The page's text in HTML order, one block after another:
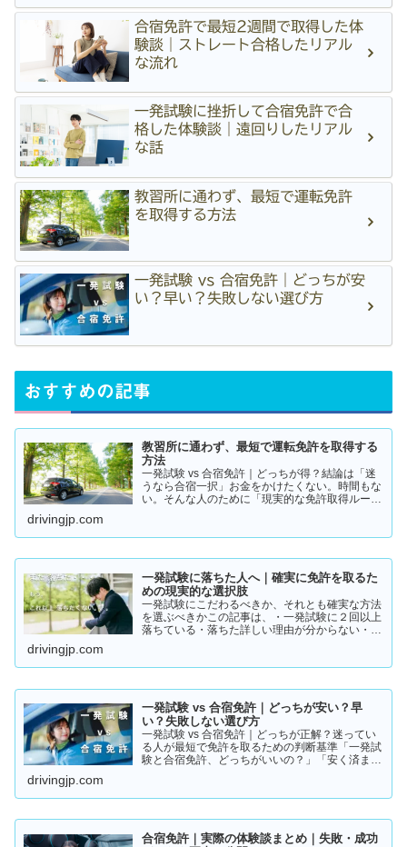
合宿免許で最短2週間で取得した体
験談｜ストレート合格したリアル
な流れ
一発試験に挫折して合宿免許で合
格した体験談｜遠回りしたリアル
な話
教習所に通わず、最短で運転免許
を取得する方法
一発試験 vs 合宿免許｜どっちが安
い？早い？失敗しない選び方
おすすめの記事
教習所に通わず、最短で運転免許を取得する
方法
一発試験 vs 合宿免許｜どっちが得？結論は「迷
うなら合宿一択」お金をかけたくない。時間もな
い。そんな人のために「現実的な免許取得ルー
2つです。・一発試験…
drivingjp.com
一発試験に落ちた人へ｜確実に免許を取るた
めの現実的な選択肢
一発試験にこだわるべきか、それとも確実な方法
を選ぶべきかこの記事は、・一発試験に２回以上
落ちている・落ちた詳しい理由が分からない・こ
らに何回も落ちる・数…
drivingjp.com
一発試験 vs 合宿免許｜どっちが安い？早
い？失敗しない選び方
一発試験 vs 合宿免許｜どっちが正解？迷ってい
る人が最短で免許を取るための判断基準「一発試
験と合宿免許、どっちがいいの？」「安く済ませ
と、人によって最適…
drivingjp.com
合宿免許｜実際の体験談まとめ｜失敗・成功